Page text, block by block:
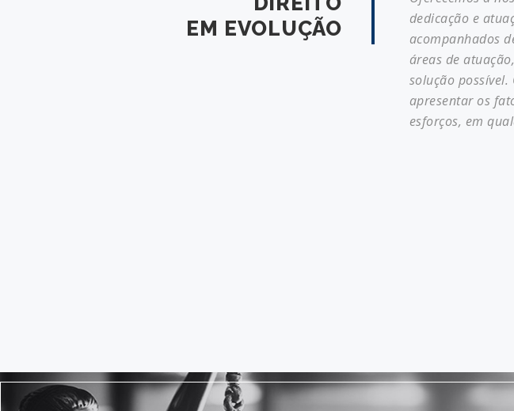
EM EVOLUÇÃO
dedicação e
acompanhados
áreas de
solução possível.
apresentar os
esforços, em